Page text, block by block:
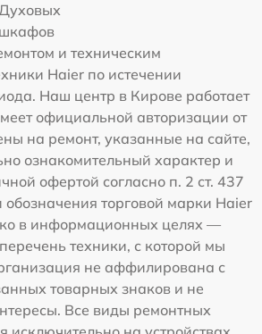
шкафов
и техническим
Haier по истечении
Наш центр в Кирове работает
официальной авторизации от
на ремонт, указанные на сайте,
ознакомительный характер и
офертой согласно п. 2 ст. 437
торговой марки Haier
в информационных целях —
техники, с которой мы
не аффилирована с
товарных знаков и не
Все виды ремонтных